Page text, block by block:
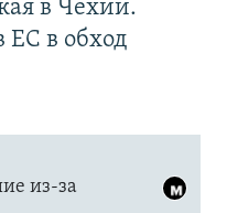
в Чехии.
ЕС в обход